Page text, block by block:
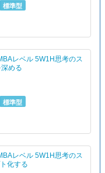
標準型
レベル 5W1H思考のス
める
標準型
レベル 5W1H思考のス
化する